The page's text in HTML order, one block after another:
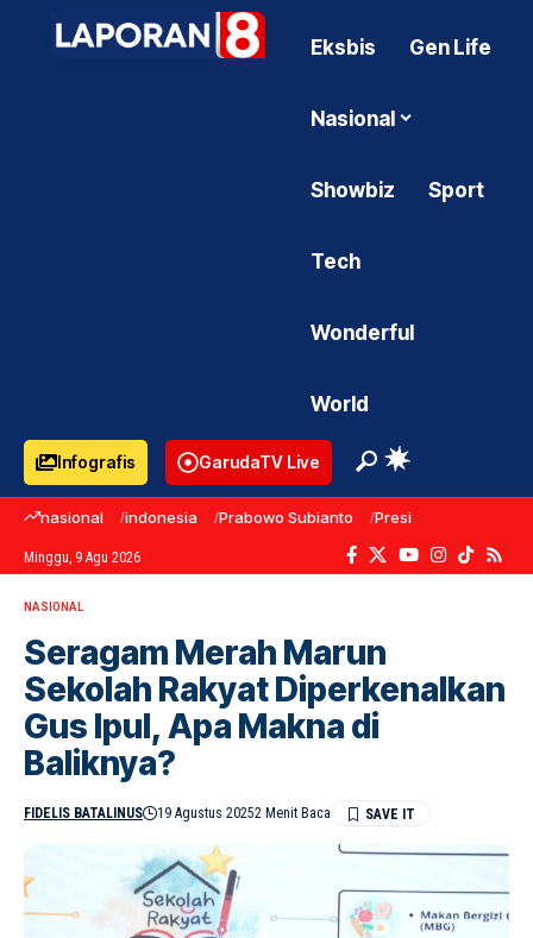
Eksbis Gen Life
Nasional
Showbiz Sport
Tech
Wonderful
World
Infografis GarudaTV Live
nasional indonesia Prabowo Subianto Presiden Prabowo
Minggu, 9 Agu 2026
NASIONAL
Seragam Merah Marun
Sekolah Rakyat Diperkenalkan
Gus Ipul, Apa Makna di
Baliknya?
FIDELIS BATALINUS 19 Agustus 20252 Menit Baca